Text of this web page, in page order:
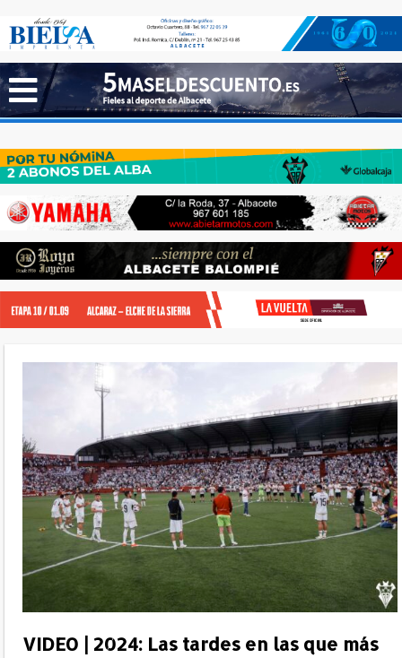
VIDEO | 2024: Las tardes en las que más